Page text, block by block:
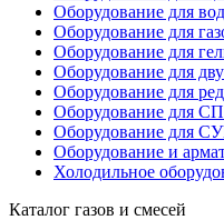
Оборудование для
Оборудование для
Оборудование для
Оборудование для
Оборудование для
Оборудование для
Оборудование для
Оборудование и
Холодильное
Каталог газов и смесей